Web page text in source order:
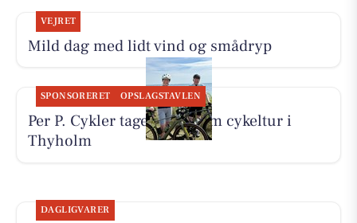
VEJRET
Mild dag med lidt vind og smådryp
SPONSORERET OPSLAGSTAVLEN
Per P. Cykler tager på 65 km cykeltur i
Thyholm
DAGLIGVARER